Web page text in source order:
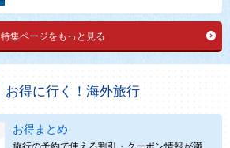
特集ページをもっと見る
お得に行く！海外旅行
お得まとめ
旅行の予約で使える割引・クーポン情報が満